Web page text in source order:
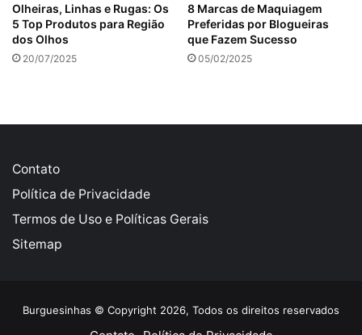
Olheiras, Linhas e Rugas: Os
5 Top Produtos para Região
dos Olhos
20/07/2025
8 Marcas de Maquiagem
Preferidas por Blogueiras
que Fazem Sucesso
05/02/2025
Contato
Política de Privacidade
Termos de Uso e Políticas Gerais
Sitemap
Burguesinhas © Copyright 2026, Todos os direitos reservados